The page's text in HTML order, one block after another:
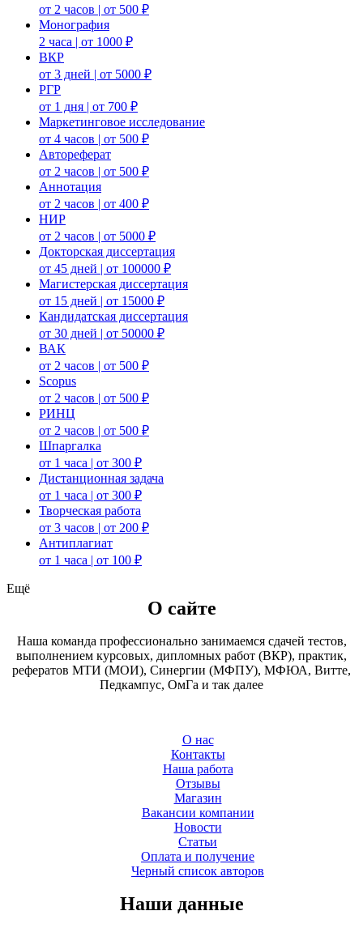
от 2 часов | от 500 ₽
Монография
2 часа | от 1000 ₽
ВКР
от 3 дней | от 5000 ₽
РГР
от 1 дня | от 700 ₽
Маркетинговое исследование
от 4 часов | от 500 ₽
Автореферат
от 2 часов | от 500 ₽
Аннотация
от 2 часов | от 400 ₽
НИР
от 2 часов | от 5000 ₽
Докторская диссертация
от 45 дней | от 100000 ₽
Магистерская диссертация
от 15 дней | от 15000 ₽
Кандидатская диссертация
от 30 дней | от 50000 ₽
ВАК
от 2 часов | от 500 ₽
Scopus
от 2 часов | от 500 ₽
РИНЦ
от 2 часов | от 500 ₽
Шпаргалка
от 1 часа | от 300 ₽
Дистанционная задача
от 1 часа | от 300 ₽
Творческая работа
от 3 часов | от 200 ₽
Антиплагиат
от 1 часа | от 100 ₽
Ещё
О сайте
Наша команда профессионально занимаемся сдачей тестов,
выполнением курсовых, дипломных работ (ВКР), практик,
рефератов МТИ (МОИ), Синергии (МФПУ), МФЮА, Витте,
Педкампус, ОмГа и так далее
О нас
Контакты
Наша работа
Отзывы
Магазин
Вакансии компании
Новости
Статьи
Оплата и получение
Черный список авторов
Наши данные